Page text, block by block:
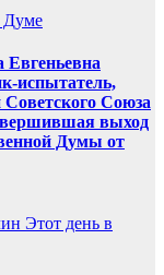
Думе
Евгеньевна
испытатель,
Союза
выход
Думы от
Этот день в